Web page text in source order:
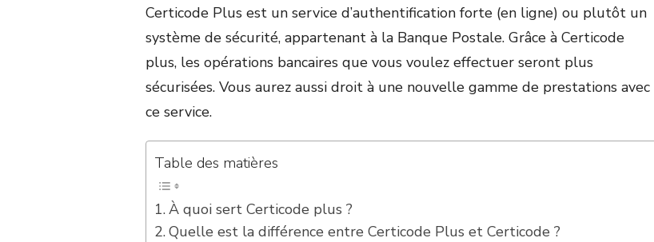
Certicode Plus est un service d’authentification forte (en ligne) ou plutôt un
système de sécurité, appartenant à la Banque Postale. Grâce à Certicode
plus, les opérations bancaires que vous voulez effectuer seront plus
sécurisées. Vous aurez aussi droit à une nouvelle gamme de prestations avec
ce service.
Table des matières
À quoi sert Certicode plus ?
Quelle est la différence entre Certicode Plus et Certicode ?